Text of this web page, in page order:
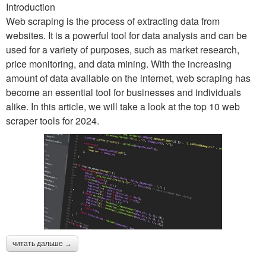
Introduction
Web scraping is the process of extracting data from
websites. It is a powerful tool for data analysis and can be
used for a variety of purposes, such as market research,
price monitoring, and data mining. With the increasing
amount of data available on the internet, web scraping has
become an essential tool for businesses and individuals
alike. In this article, we will take a look at the top 10 web
scraper tools for 2024.
читать дальше →